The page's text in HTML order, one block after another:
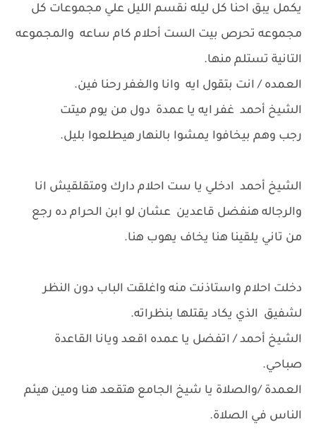
يكمل يبق احنا كل ليله نقسم الليل علي مجموعات كل
مجموعه تحرص بيت الست أحلام كام ساعه والمجموعه
التانية تستلم منها.
العمده / انت بتقول ايه وانا والغفر رحنا فين.
الشيخ أحمد غفر ايه يا عمدة دول من يوم ميتت
رجب وهم بيخافوا يمشوا بالنهار هيطلعوا بليل.
الشيخ أحمد ادخلي يا ست احلام دارك ومتقلقيش انا
والرجاله هنفضل قاعدين عشان لو ابن الحرام ده رجع
من تاني يلقينا هنا يخاف يهوب هنا.
دخلت احلام واستاذنت منه واغلقت الباب دون النظر
لشفيق الذي يكاد يقتلها بنظراته.
الشيخ أحمد / اتفضل يا عمده اقعد ويانا القاعدة
صباحي.
العمدة /والصلاة يا شيخ الجامع هتقعد هنا ومين هيئم
الناس في الصلاة.